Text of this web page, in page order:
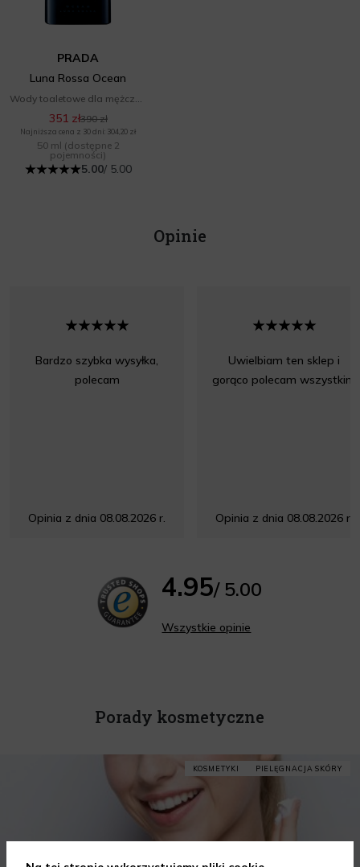
PRADA
Luna Rossa Ocean
351 zł390 zł
Najniższa cena z 30 dni: 304,20 zł
50 ml (dostępne 2
pojemności)
5.00/ 5.00
Opinie
Bardzo szybka wysyłka,
polecam
Opinia z dnia 08.08.2026 r.
Uwielbiam ten sklep i
gorąco polecam wszystkim
Opinia z dnia 08.08.2026 r.
4.95/ 5.00
Wszystkie opinie
Porady kosmetyczne
KOSMETYKI PIELĘGNACJA SKÓRY